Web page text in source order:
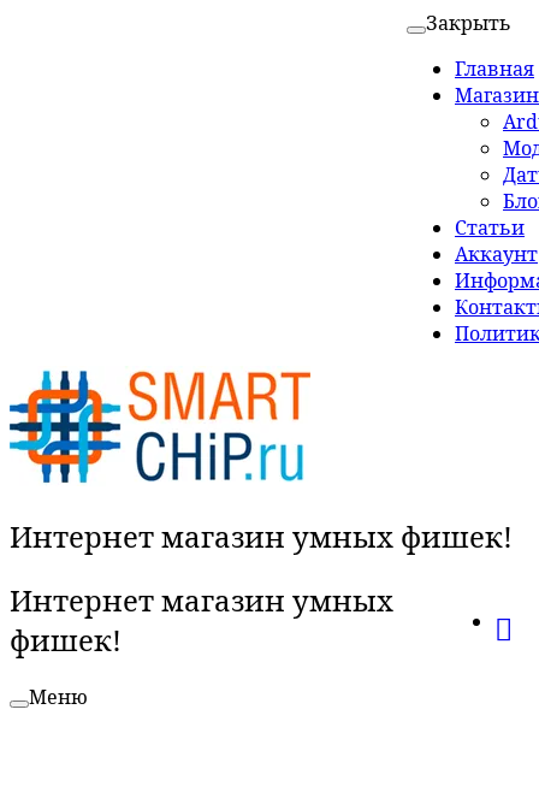
Закрыть
Главная
Магазин
Статьи
Аккаунт
Интернет магазин умных фишек!
Интернет магазин умных
фишек!
Меню